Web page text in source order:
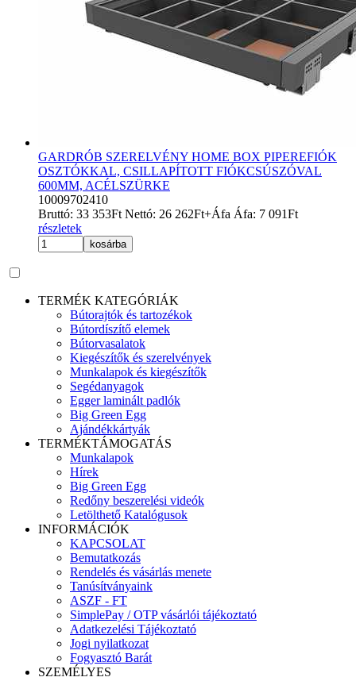
GARDRÓB SZERELVÉNY HOME BOX PIPEREFIÓK
OSZTÓKKAL, CSILLAPÍTOTT FIÓKCSÚSZÓVAL
600MM, ACÉLSZÜRKE
10009702410
Bruttó: 33 353Ft Nettó: 26 262Ft+Áfa Áfa: 7 091Ft
részletek
kosárba
TERMÉK KATEGÓRIÁK
Bútorajtók és tartozékok
Bútordíszítő elemek
Bútorvasalatok
Kiegészítők és szerelvények
Munkalapok és kiegészítők
Segédanyagok
Egger laminált padlók
Big Green Egg
Ajándékkártyák
TERMÉKTÁMOGATÁS
Munkalapok
Hírek
Big Green Egg
Redőny beszerelési videók
Letölthető Katalógusok
INFORMÁCIÓK
KAPCSOLAT
Bemutatkozás
Rendelés és vásárlás menete
Tanúsítványaink
ASZF - FT
SimplePay / OTP vásárlói tájékoztató
Adatkezelési Tájékoztató
Jogi nyilatkozat
Fogyasztó Barát
SZEMÉLYES